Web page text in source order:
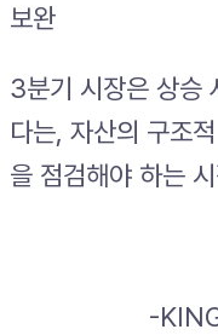
보완
3분기 시장은 상승
다는, 자산의 구조
을 점검해야 하는
-